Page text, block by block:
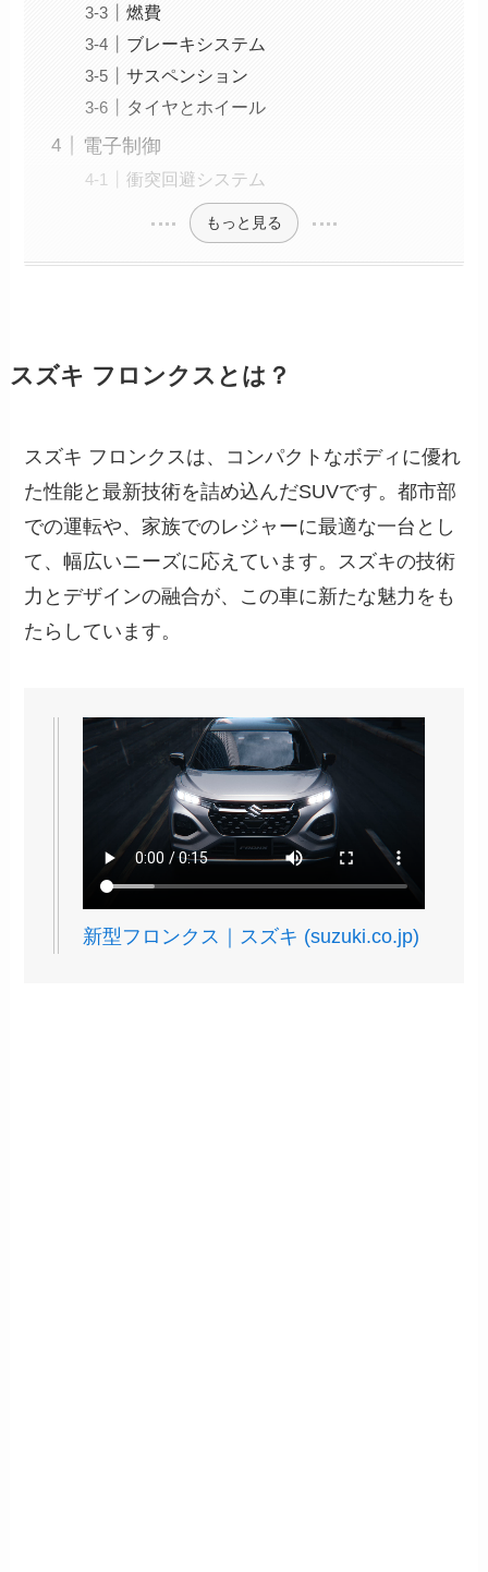
燃費
ブレーキシステム
サスペンション
タイヤとホイール
電子制御
衝突回避システム
もっと見る
スズキ フロンクスとは？
スズキ フロンクスは、コンパクトなボディに優れ
た性能と最新技術を詰め込んだSUVです。都市部
での運転や、家族でのレジャーに最適な一台とし
て、幅広いニーズに応えています。スズキの技術
力とデザインの融合が、この車に新たな魅力をも
たらしています。
新型フロンクス｜スズキ (suzuki.co.jp)